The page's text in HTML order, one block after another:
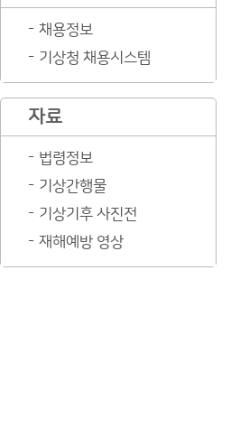
채용정보
기상청 채용시스템
자료
법령정보
기상간행물
기상기후 사진전
재해예방 영상